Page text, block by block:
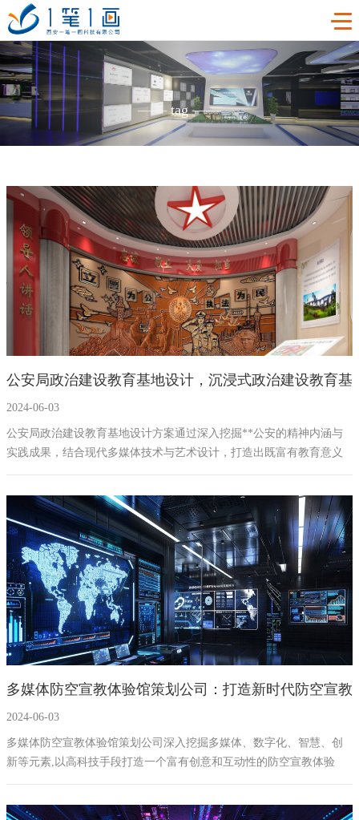
首页
工程案例
廉政警示展厅
法治教育基地
禁毒教育基地
红色党建教育基地
VR虚拟现实
AR增强现实
触控一体机
创新展项
互动投影
数字沙盘
新闻中心
公司新闻
展厅资讯
常见问题
关于我们
企业简介
企业文化
荣誉资质
加入我们
合作代理
诚聘精英
联系我们
联系我们
—— tag ——
公安局政治建设教育基地设计，沉浸式政治建设教育基
地建设方案，武宁多媒体展厅设计公司
2024-06-03
公安局政治建设教育基地设计方案通过深入挖掘**公安的精神内涵与
实践成果，结合现代多媒体技术与艺术设计，打造出既富有教育意义
又具有高度观赏价值的展览空间。我们相信，通过这样全方位、多维
范围内弘扬法治精神，促进社会共治共享的良好氛围。
多媒体防空宣教体验馆策划公司：打造新时代防空宣教
新高地
2024-06-03
多媒体防空宣教体验馆策划公司深入挖掘多媒体、数字化、智慧、创
新等元素,以高科技手段打造一个富有创意和互动性的防空宣教体验
馆。通过展厅分区、建筑造型、地域特色素材等多媒体展示,以及声光